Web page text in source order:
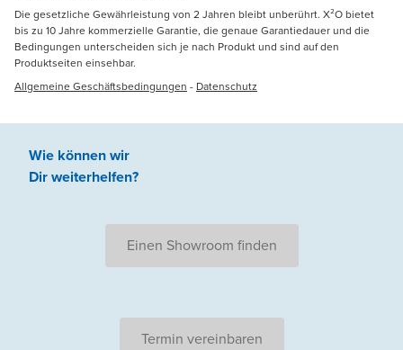
Die gesetzliche Gewährleistung von 2 Jahren bleibt unberührt. X²O bietet
bis zu 10 Jahre kommerzielle Garantie, die genaue Garantiedauer und die
Bedingungen unterscheiden sich je nach Produkt und sind auf den
Produktseiten einsehbar.
Allgemeine Geschäftsbedingungen - Datenschutz
Wie können wir
Dir weiterhelfen?
Einen Showroom finden
Termin vereinbaren